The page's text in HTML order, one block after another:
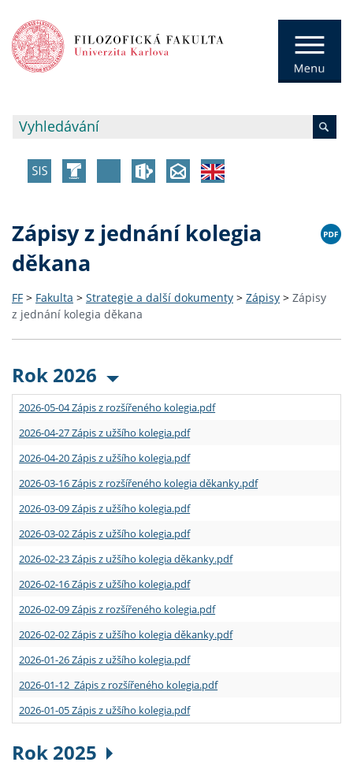
Zápisy z jednání kolegia
děkana
FF > Fakulta > Strategie a další dokumenty > Zápisy > Zápisy
z jednání kolegia děkana
Rok 2026
2026-05-04 Zápis z rozšířeného kolegia.pdf
2026-04-27 Zápis z užšího kolegia.pdf
2026-04-20 Zápis z užšího kolegia.pdf
2026-03-16 Zápis z rozšířeného kolegia děkanky.pdf
2026-03-09 Zápis z užšího kolegia.pdf
2026-03-02 Zápis z užšího kolegia.pdf
2026-02-23 Zápis z užšího kolegia děkanky.pdf
2026-02-16 Zápis z užšího kolegia.pdf
2026-02-09 Zápis z rozšířeného kolegia.pdf
2026-02-02 Zápis z užšího kolegia děkanky.pdf
2026-01-26 Zápis z užšího kolegia.pdf
2026-01-12 Zápis z rozšířeného kolegia.pdf
2026-01-05 Zápis z užšího kolegia.pdf
Rok 2025